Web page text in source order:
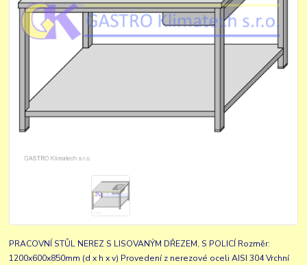
PRACOVNÍ STŮL NEREZ S LISOVANÝM DŘEZEM, S POLICÍ Rozměr:
1200x600x850mm (d x h x v) Provedení z nerezové oceli AISI 304 Vrchní